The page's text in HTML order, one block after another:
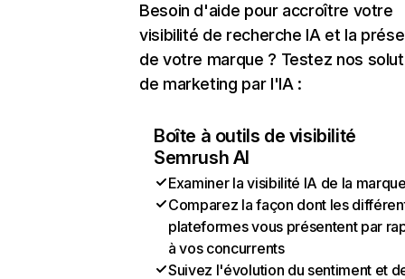
Besoin d'aide pour accroître votre
visibilité de recherche IA et la
de votre marque ? Testez nos
de marketing par l'IA :
Boîte à outils de visibilité
Semrush AI
Examiner la visibilité IA de la
Comparez la façon dont les
plateformes vous présentent par
à vos concurrents
Suivez l'évolution du sentiment et